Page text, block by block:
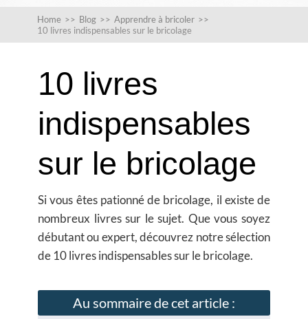
Home >> Blog >> Apprendre à bricoler >>
10 livres indispensables sur le bricolage
10 livres
indispensables
sur le bricolage
Si vous êtes pationné de bricolage, il existe de
nombreux livres sur le sujet. Que vous soyez
débutant ou expert, découvrez notre sélection
de 10 livres indispensables sur le bricolage.
Au sommaire de cet article :